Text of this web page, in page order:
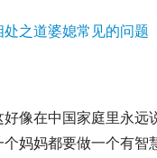
像在中国家庭里永
妈妈都要做一个有智